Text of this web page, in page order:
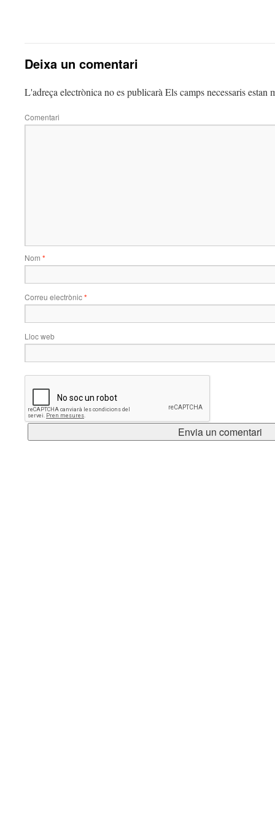
Deixa un comentari
L'adreça electrònica no es publicarà Els camps necessaris estan
Comentari
Nom *
Correu electrònic*
Lloc web